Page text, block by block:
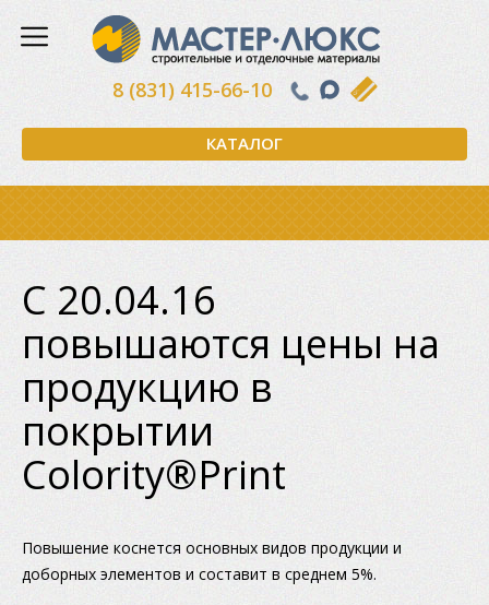
КАТАЛОГ
8 (831) 415-66-10
С 20.04.16
повышаются цены на
продукцию в
покрытии
Colority®Print
Повышение коснется основных видов продукции и
доборных элементов и составит в среднем 5%.